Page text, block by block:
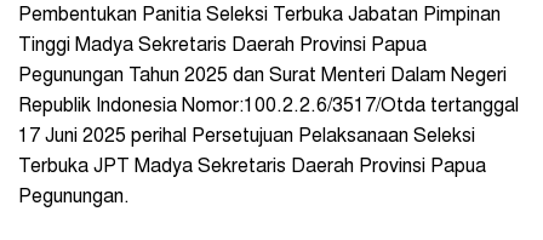
Pembentukan Panitia Seleksi Terbuka Jabatan Pimpinan
Tinggi Madya Sekretaris Daerah Provinsi Papua
Pegunungan Tahun 2025 dan Surat Menteri Dalam Negeri
Republik Indonesia Nomor:100.2.2.6/3517/Otda tertanggal
17 Juni 2025 perihal Persetujuan Pelaksanaan Seleksi
Terbuka JPT Madya Sekretaris Daerah Provinsi Papua
Pegunungan.